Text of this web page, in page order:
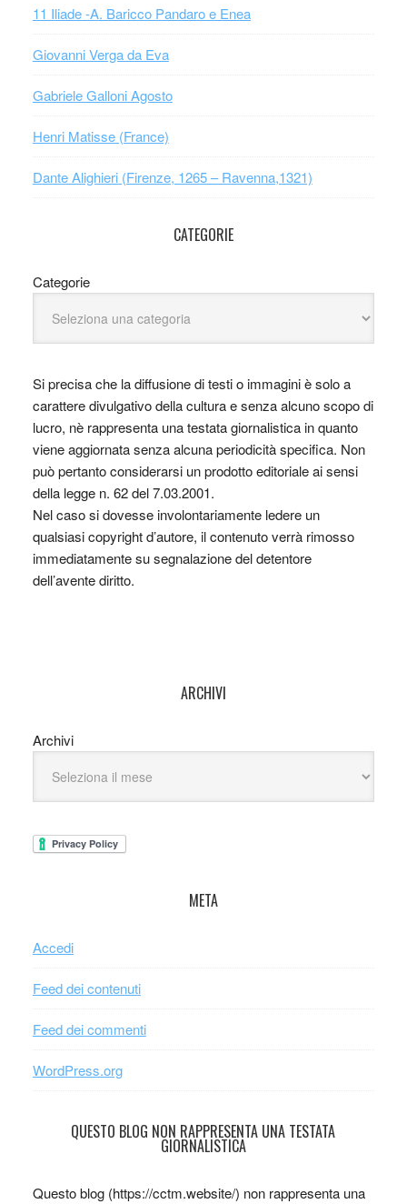
11 Iliade -A. Baricco Pandaro e Enea
Giovanni Verga da Eva
Gabriele Galloni Agosto
Henri Matisse (France)
Dante Alighieri (Firenze, 1265 – Ravenna,1321)
CATEGORIE
Categorie
Si precisa che la diffusione di testi o immagini è solo a
carattere divulgativo della cultura e senza alcuno scopo di
lucro, nè rappresenta una testata giornalistica in quanto
viene aggiornata senza alcuna periodicità specifica. Non
può pertanto considerarsi un prodotto editoriale ai sensi
della legge n. 62 del 7.03.2001.
Nel caso si dovesse involontariamente ledere un
qualsiasi copyright d’autore, il contenuto verrà rimosso
immediatamente su segnalazione del detentore
dell’avente diritto.
ARCHIVI
Archivi
META
Accedi
Feed dei contenuti
Feed dei commenti
WordPress.org
QUESTO BLOG NON RAPPRESENTA UNA TESTATA
GIORNALISTICA
Questo blog (https://cctm.website/) non rappresenta una